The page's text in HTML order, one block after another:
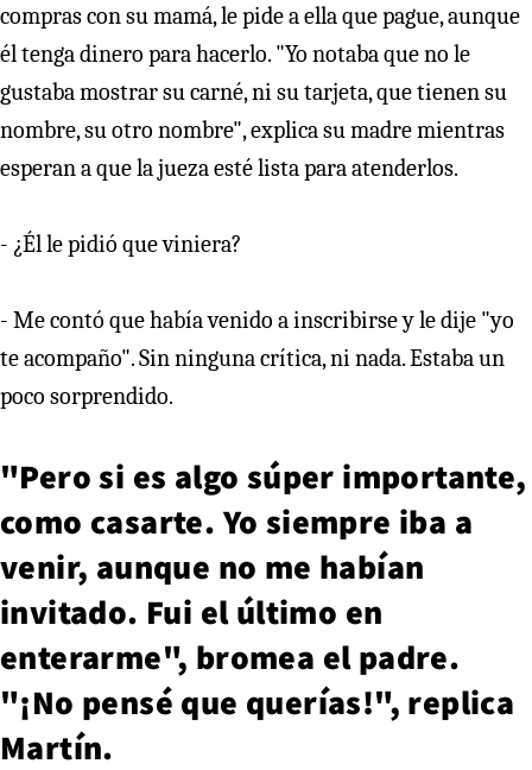
compras con su mamá, le pide a ella que pague, aunque
él tenga dinero para hacerlo. "Yo notaba que no le
gustaba mostrar su carné, ni su tarjeta, que tienen su
nombre, su otro nombre", explica su madre mientras
esperan a que la jueza esté lista para atenderlos.
- ¿Él le pidió que viniera?
- Me contó que había venido a inscribirse y le dije "yo
te acompaño". Sin ninguna crítica, ni nada. Estaba un
poco sorprendido.
"Pero si es algo súper importante,
como casarte. Yo siempre iba a
venir, aunque no me habían
invitado. Fui el último en
enterarme", bromea el padre.
"¡No pensé que querías!", replica
Martín.